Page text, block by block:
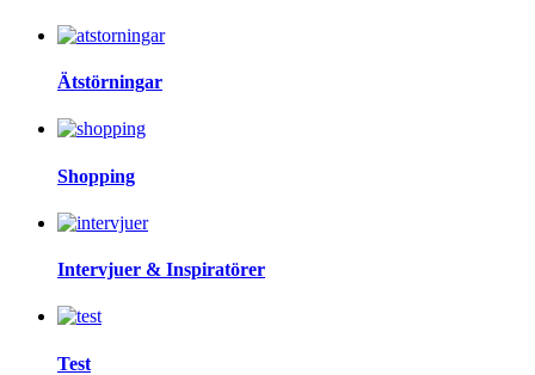
Ätstörningar
Shopping
Intervjuer & Inspiratörer
Test